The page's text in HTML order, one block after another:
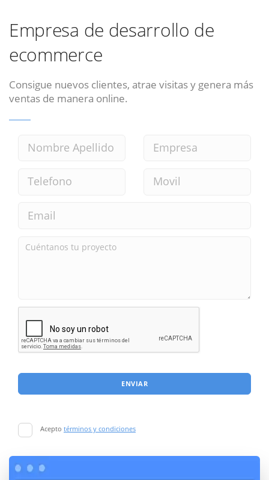
Empresa de desarrollo de
ecommerce
Consigue nuevos clientes, atrae visitas y genera más
ventas de manera online.
ENVIAR
Acepto términos y condiciones